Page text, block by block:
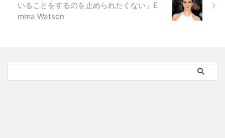
いることをするのを止められたくない」E
mma Watson